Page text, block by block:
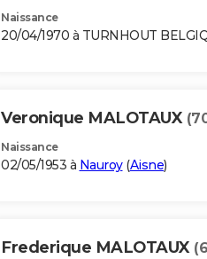
Naissance
20/04/1970 à TURNHOUT
Veronique MALOTAUX
Naissance
02/05/1953 à Nauroy(Aisne)
Frederique MALOTAUX